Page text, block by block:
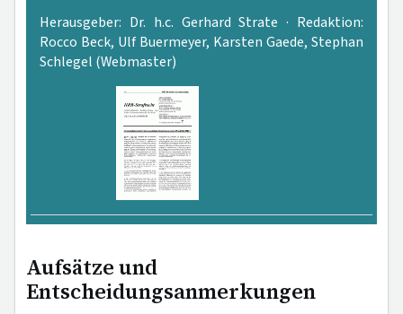
Herausgeber: Dr. h.c. Gerhard Strate · Redaktion:
Rocco Beck, Ulf Buermeyer, Karsten Gaede, Stephan
Schlegel (Webmaster)
Aufsätze und
Entscheidungsanmerkungen